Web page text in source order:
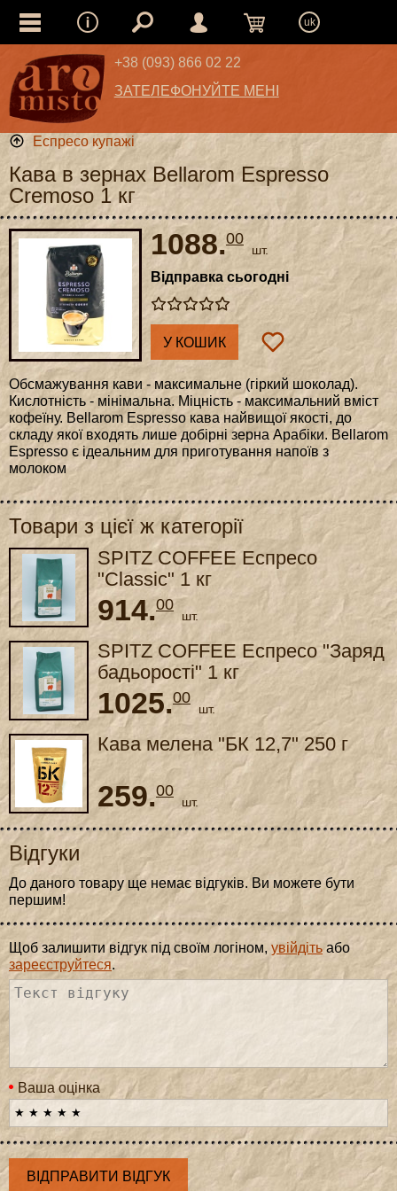
uk
+38 (093) 866 02 22
ЗАТЕЛЕФОНУЙТЕ МЕНІ
Еспресо купажі
Кава в зернах Bellarom Espresso
Cremoso 1 кг
1088.00
шт.
Відправка сьогодні
У КОШИК
Обсмажування кави - максимальне (гіркий шоколад).
Кислотність - мінімальна. Міцність - максимальний вміст
кофеїну. Bellarom Espresso кава найвищої якості, до
складу якої входять лише добірні зерна Арабіки. Bellarom
Espresso є ідеальним для приготування напоїв з
молоком
Товари з цієї ж категорії
SPITZ COFFEE Еспресо
"Classic" 1 кг
914.00
шт.
SPITZ COFFEE Еспресо "Заряд
бадьорості" 1 кг
1025.00
шт.
Кава мелена "БК 12,7" 250 г
259.00
шт.
Відгуки
До даного товару ще немає відгуків. Ви можете бути
першим!
Щоб залишити відгук під своїм логіном, увійдіть або
зареєструйтеся.
Ваша оцінка